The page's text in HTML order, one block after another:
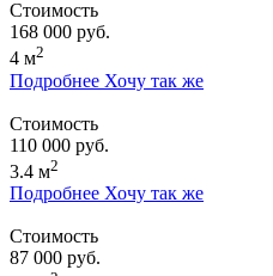
Стоимость
168 000 руб.
4 м2
Подробнее Хочу так же
Стоимость
110 000 руб.
3.4 м2
Подробнее Хочу так же
Стоимость
87 000 руб.